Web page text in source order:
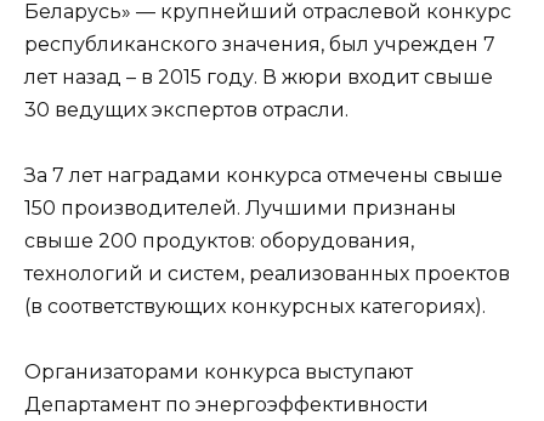
Беларусь» — крупнейший отраслевой конкурс
республиканского значения, был учрежден 7
лет назад – в 2015 году. В жюри входит свыше
30 ведущих экспертов отрасли.
За 7 лет наградами конкурса отмечены свыше
150 производителей. Лучшими признаны
свыше 200 продуктов: оборудования,
технологий и систем, реализованных проектов
(в соответствующих конкурсных категориях).
Организаторами конкурса выступают
Департамент по энергоэффективности